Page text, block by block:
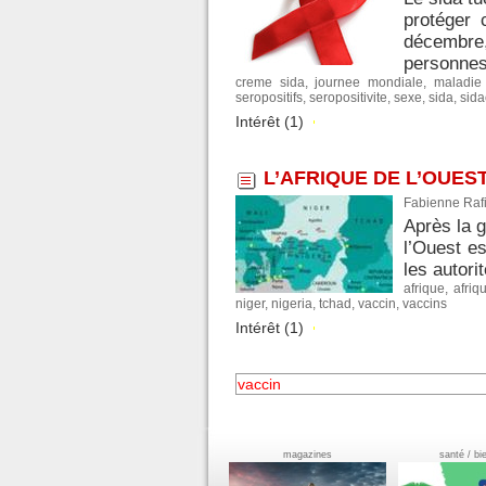
protéger
creme sida,journee mondiale,
seropositifs, seropositivite, sexe, sida,
Intérêt (1)
L’AFRIQUE DE
Fabienne
Après la
l’Ouest
les
afrique,
niger, nigeria, tchad , vaccin, vaccins
Intérêt (1)
magazines santé /